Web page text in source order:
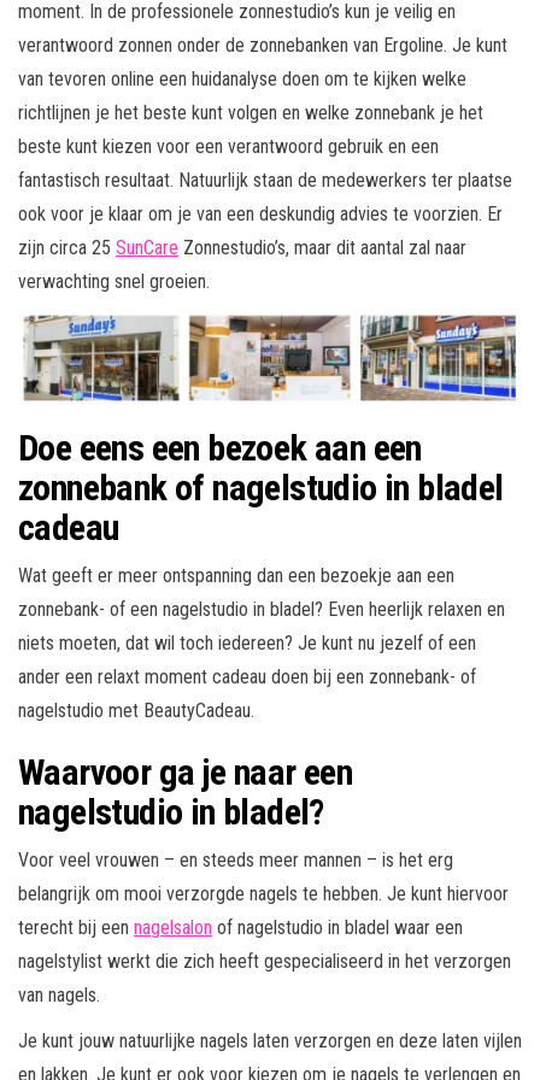
moment. In de professionele zonnestudio’s kun je veilig en
verantwoord zonnen onder de zonnebanken van Ergoline. Je kunt
van tevoren online een huidanalyse doen om te kijken welke
richtlijnen je het beste kunt volgen en welke zonnebank je het
beste kunt kiezen voor een verantwoord gebruik en een
fantastisch resultaat. Natuurlijk staan de medewerkers ter plaatse
ook voor je klaar om je van een deskundig advies te voorzien. Er
zijn circa 25 SunCare Zonnestudio’s, maar dit aantal zal naar
verwachting snel groeien.
Doe eens een bezoek aan een
zonnebank of nagelstudio in bladel
cadeau
Wat geeft er meer ontspanning dan een bezoekje aan een
zonnebank- of een nagelstudio in bladel? Even heerlijk relaxen en
niets moeten, dat wil toch iedereen? Je kunt nu jezelf of een
ander een relaxt moment cadeau doen bij een zonnebank- of
nagelstudio met BeautyCadeau.
Waarvoor ga je naar een
nagelstudio in bladel?
Voor veel vrouwen – en steeds meer mannen – is het erg
belangrijk om mooi verzorgde nagels te hebben. Je kunt hiervoor
terecht bij een nagelsalon of nagelstudio in bladel waar een
nagelstylist werkt die zich heeft gespecialiseerd in het verzorgen
van nagels.
Je kunt jouw natuurlijke nagels laten verzorgen en deze laten vijlen
en lakken. Je kunt er ook voor kiezen om je nagels te verlengen en